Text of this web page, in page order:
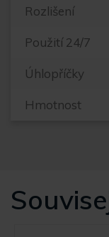
Rozlišení
Použití 24/7
Úhlopříčky
Hmotnost